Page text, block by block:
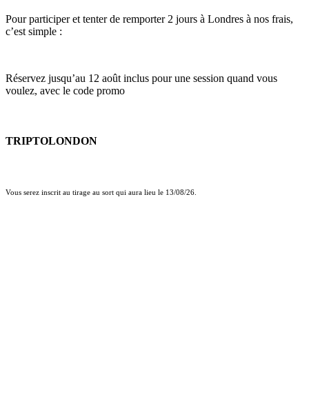
Pour participer et tenter de remporter 2 jours à Londres à nos frais,
c’est simple :
Réservez jusqu’au 12 août inclus pour une session quand vous
voulez, avec le code promo
TRIPTOLONDON
Vous serez inscrit au tirage au sort qui aura lieu le 13/08/26.